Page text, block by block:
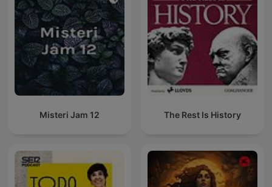
Misteri Jam 12 The Rest Is History